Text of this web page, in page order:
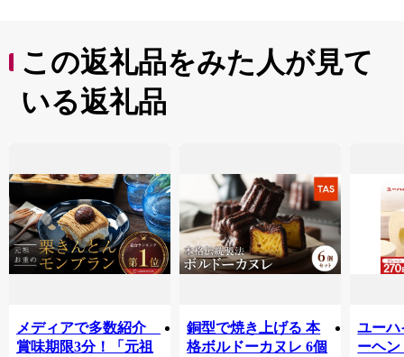
この返礼品をみた人が見て
いる返礼品
メディアで多数紹介
賞味期限3分！「元祖
銅型で焼き上げる 本
格ボルドーカヌレ 6個
ユーハ
ーヘ